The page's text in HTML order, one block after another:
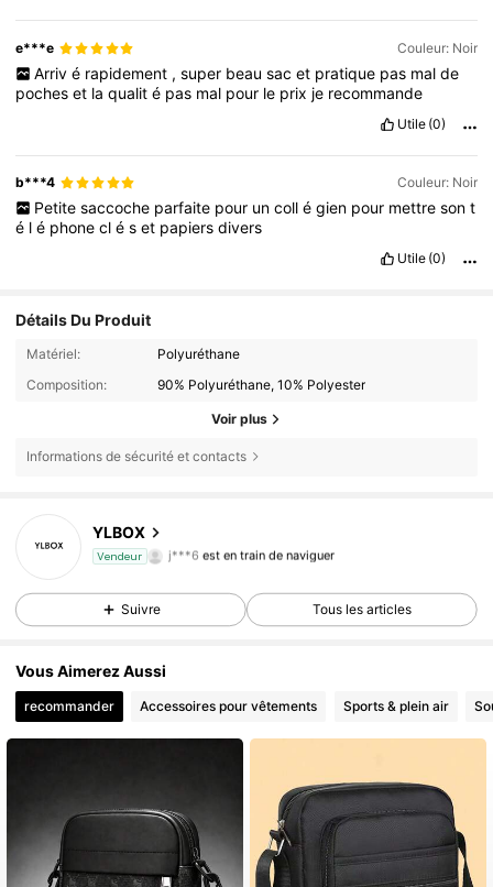
e***e Couleur: Noir
Arriv é rapidement , super beau sac et pratique pas mal de
pocheset laqualité pas mal pour le prix je recommande
Utile (0)
b***4 Couleur: Noir
Petite saccoche parfaite pour un coll é gien pour mettre son t
é lé phonecléset papiersdivers
Utile (0)
Détails Du Produit
Matériel:
Polyuréthane
Composition:
90% Polyuréthane, 10% Polyester
Voir plus
Informations de sécurité et contacts
YLBOX
Vendeur
4,83
3.1K Suiveurs
Suivre Tous les articles
Vous Aimerez Aussi
recommander Accessoires pour vêtements Sports & plein air